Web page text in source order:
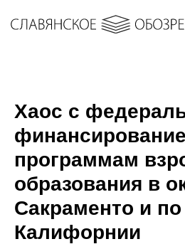
Хаос с
программам
образования в
Сакраменто и по
Калифорнии